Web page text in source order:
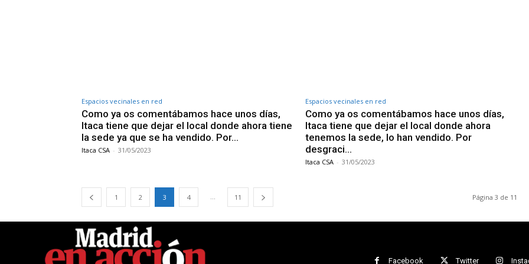
Espacios vecinales en red
Como ya os comentábamos hace unos días,
Itaca tiene que dejar el local donde ahora tiene
la sede ya que se ha vendido. Por...
Itaca CSA - 31/05/2023
Espacios vecinales en red
Como ya os comentábamos hace unos días,
Itaca tiene que dejar el local donde ahora
tenemos la sede, lo han vendido. Por
desgraci…
Itaca CSA - 31/05/2023
1 2 3 4 ... 11 Página 3 de 11
Facebook Twitter